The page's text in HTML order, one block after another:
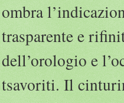
ombra
trasparente e
dell’orologio e
tsavoriti. Il